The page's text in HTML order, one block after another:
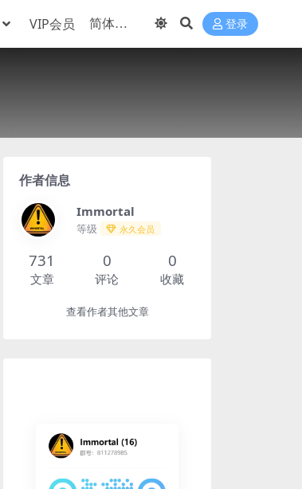
VIP会员 登录
作者信息
Immortal
等级 永久会员
731
文章
0
评论
0
收藏
查看作者其他文章